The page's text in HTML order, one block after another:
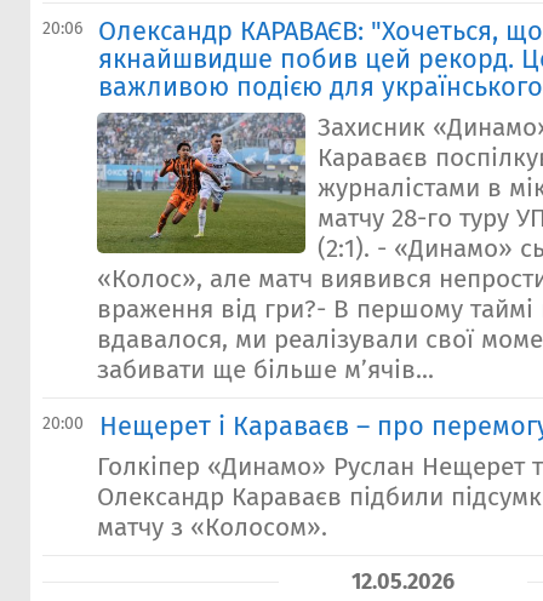
20:06
Олександр КАРАВАЄВ: "Хочеться,
якнайшвидше побив цей рекорд.
важливою подією для
Захисник
Караваєв
журналістами в
матчу 28-го туру
(2:1). - «Динамо»
«Колос», але матч виявився
враження від гри?- В першому таймі
вдавалося, ми реалізували свої
забивати ще більше м’ячів...
20:00 Нещерет і Караваєв – про
Голкіпер «Динамо» Руслан Нещерет
Олександр Караваєв підбили
матчу з «Колосом».
12.05.2026